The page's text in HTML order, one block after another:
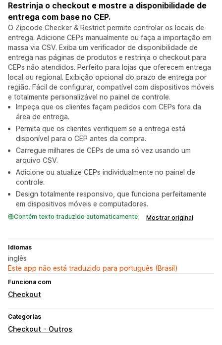
Restrinja o checkout e mostre a disponibilidade de
entrega com base no CEP.
O Zipcode Checker & Restrict permite controlar os locais de
entrega. Adicione CEPs manualmente ou faça a importação em
massa via CSV. Exiba um verificador de disponibilidade de
entrega nas páginas de produtos e restrinja o checkout para
CEPs não atendidos. Perfeito para lojas que oferecem entrega
local ou regional. Exibição opcional do prazo de entrega por
região. Fácil de configurar, compatível com dispositivos móveis
e totalmente personalizável no painel de controle.
Impeça que os clientes façam pedidos com CEPs fora da
área de entrega.
Permita que os clientes verifiquem se a entrega está
disponível para o CEP antes da compra.
Carregue milhares de CEPs de uma só vez usando um
arquivo CSV.
Adicione ou atualize CEPs individualmente no painel de
controle.
Design totalmente responsivo, que funciona perfeitamente
em dispositivos móveis e computadores.
Contém texto traduzido automaticamente Mostrar original
Idiomas
inglês
Este app não está traduzido para português (Brasil)
Funciona com
Checkout
Categorias
Checkout - Outros